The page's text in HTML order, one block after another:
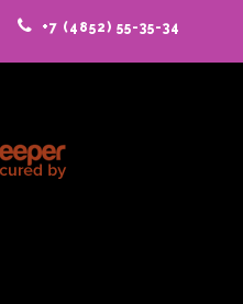
+7 (4852) 55-35-34